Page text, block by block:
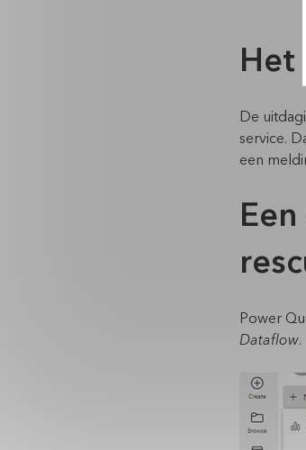
Het
De
service.
een
Power
Dataflow.